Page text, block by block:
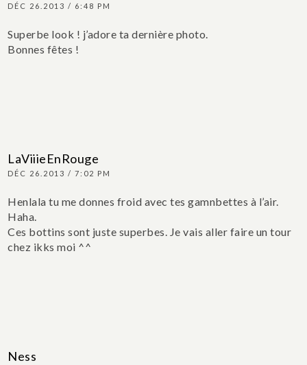
DÉC 26.2013 / 6:48 PM
Superbe look ! j’adore ta dernière photo.
Bonnes fêtes !
LaViiieEnRouge
DÉC 26.2013 / 7:02 PM
Henlala tu me donnes froid avec tes gamnbettes à l’air.
Haha.
Ces bottins sont juste superbes. Je vais aller faire un tour
chez ikks moi ^^
Ness